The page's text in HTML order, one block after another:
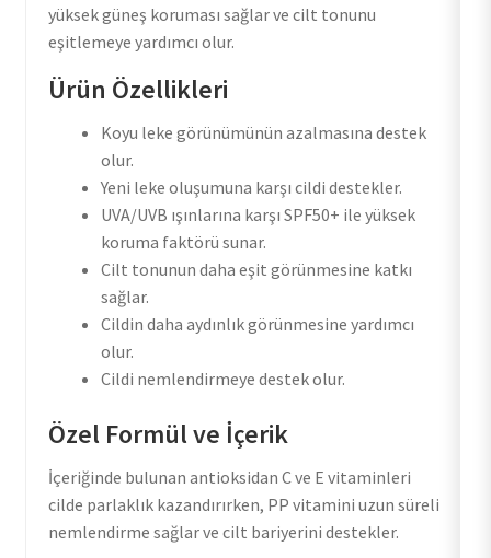
yüksek güneş koruması sağlar ve cilt tonunu
eşitlemeye yardımcı olur.
Ürün Özellikleri
Koyu leke görünümünün azalmasına destek
olur.
Yeni leke oluşumuna karşı cildi destekler.
UVA/UVB ışınlarına karşı SPF50+ ile yüksek
koruma faktörü sunar.
Cilt tonunun daha eşit görünmesine katkı
sağlar.
Cildin daha aydınlık görünmesine yardımcı
olur.
Cildi nemlendirmeye destek olur.
Özel Formül ve İçerik
İçeriğinde bulunan antioksidan C ve E vitaminleri
cilde parlaklık kazandırırken, PP vitamini uzun süreli
nemlendirme sağlar ve cilt bariyerini destekler.